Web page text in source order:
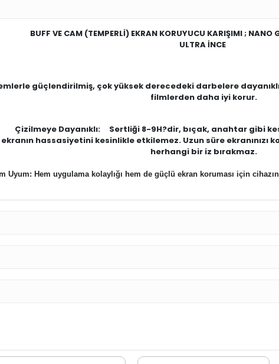
BUFF VE CAM (TEMPERLİ) EKRAN KORUYUCU KARIŞIMI ; NANO
ULTRA İNCE
güçlendirilmiş, çok yüksek derecedeki darbelere
filmlerden daha iyi korur.
Çizilmeye Dayanıklı: Sertliği 8-9H?dir, bıçak, anahtar gibi
hassasiyetini kesinlikle etkilemez. Uzun süre ekranınızı
herhangi bir iz bırakmaz.
Uyum: Hem uygulama kolaylığı hem de güçlü ekran koruması için